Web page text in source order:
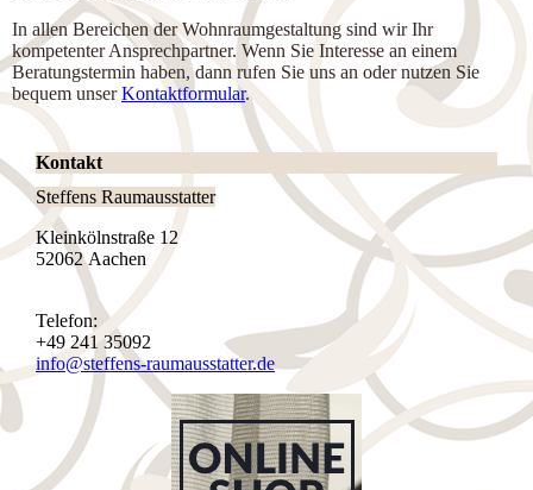
In allen Bereichen der Wohnraumgestaltung sind wir Ihr
kompetenter An­sprech­part­ner. Wenn Sie Interesse an einem
Beratungstermin haben, dann rufen Sie uns an oder nutzen Sie
bequem unserKontaktformular.
Kontakt
Steffens Raumausstatter
Kleinkölnstraße 12
52062 Aachen
Telefon:
+49 241 35092
info@steffens-raumausstatter.de